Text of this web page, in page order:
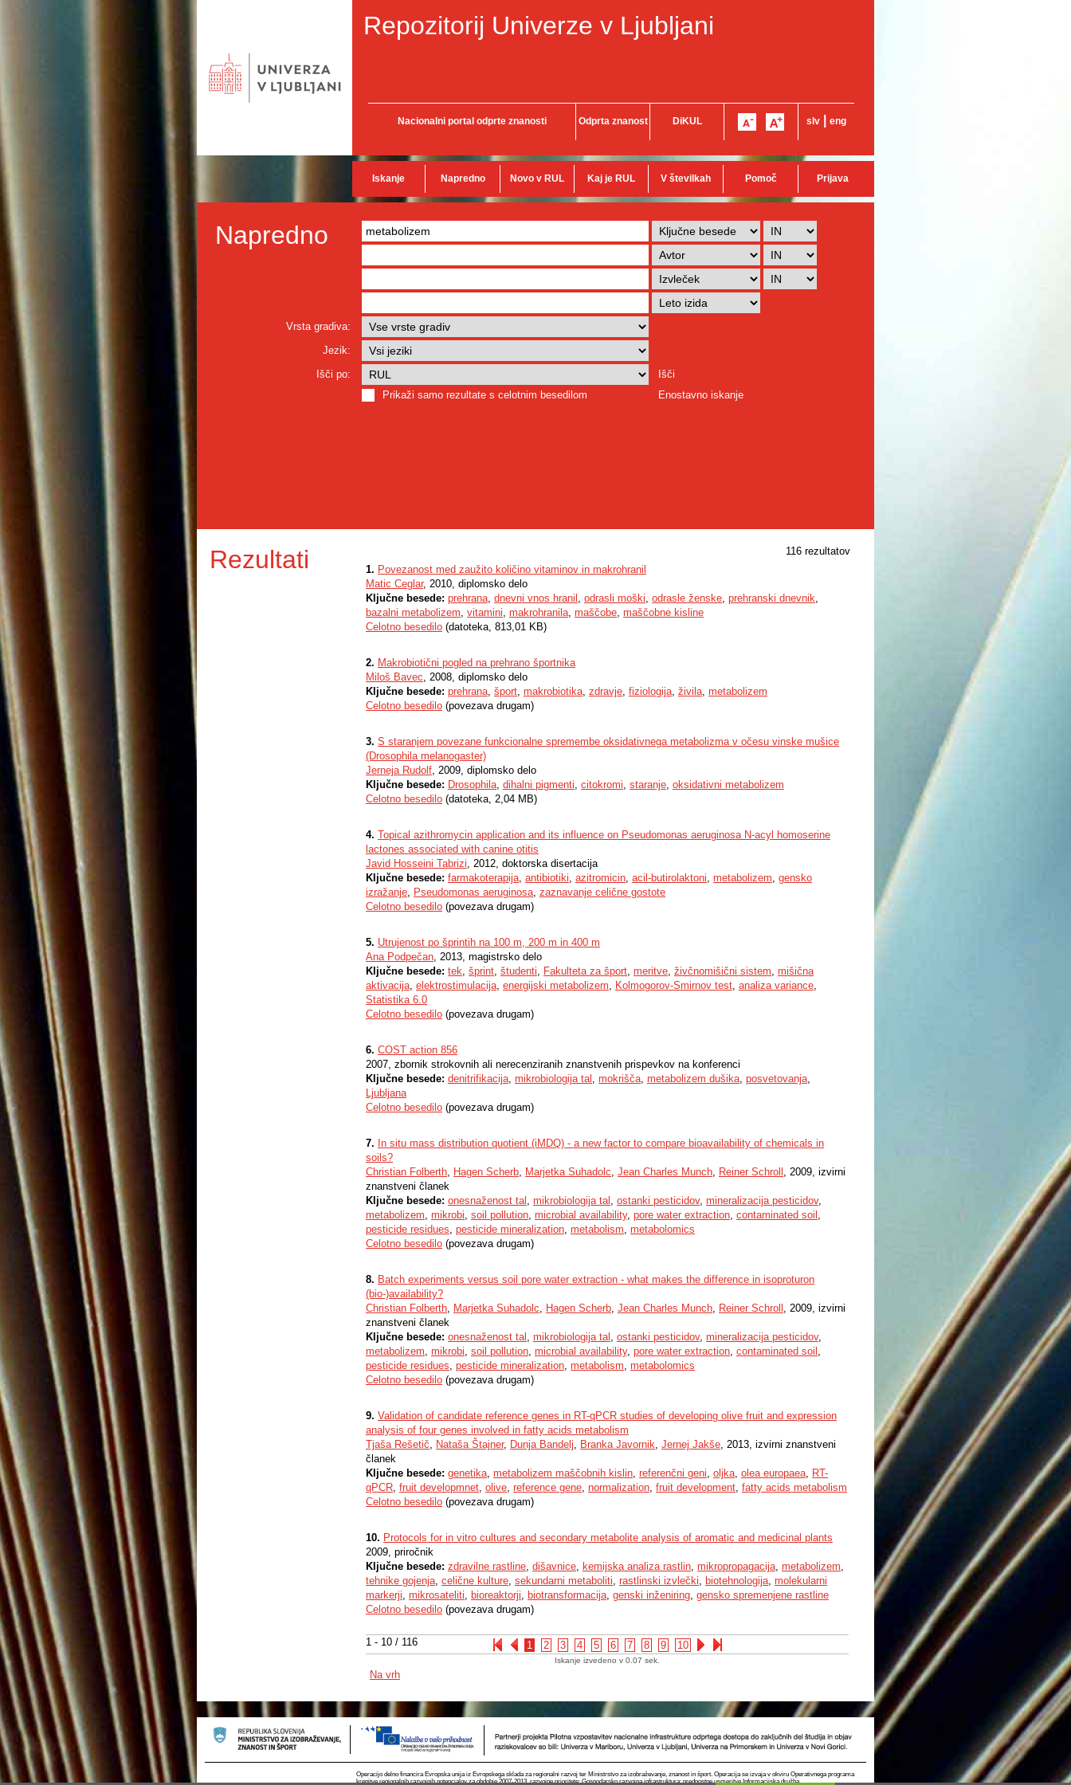
Repozitorij Univerze v Ljubljani
Nacionalni portal odprte znanosti Odprta znanost DiKUL slv eng
Iskanje Napredno Novo v RUL Kaj je RUL V številkah Pomoč Prijava
Napredno
Vrsta gradiva:
Jezik:
Išči po:
Išči
Prikaži samo rezultate s celotnim besedilom
Enostavno iskanje
Rezultati 116 rezultatov
1 - 10 / 116 1 2 3 4 5 6 7 8 9 10
1. Povezanost med zaužito količino vitaminov in makrohranil
Matic Ceglar, 2010, diplomsko delo
Ključne besede: prehrana, dnevni vnos hranil , odrasli moški, odrasle ženske, prehranski dnevnik,
bazalni metabolizem, vitamini, makrohranila, maščobe, maščobne kisline
Celotno besedilo (datoteka, 813,01 KB)
2. Makrobiotični pogled na prehrano športnika
Miloš Bavec, 2008, diplomsko delo
Ključne besede: prehrana, šport, makrobiotika, zdravje, fiziologija, živila, metabolizem
Celotno besedilo (povezava drugam)
3. S staranjem povezane funkcionalne spremembe oksidativnega metabolizma v očesu vinske mušice
(Drosophila melanogaster)
Jerneja Rudolf, 2009, diplomsko delo
Ključne besede: Drosophila, dihalni pigmenti, citokromi, staranje, oksidativni metabolizem
Celotno besedilo (datoteka, 2,04 MB)
4. Topical azithromycin application and its influence on Pseudomonas aeruginosa N-acyl homoserine
lactones associated with canine otitis
Javid Hosseini Tabrizi, 2012, doktorska disertacija
Ključne besede: farmakoterapija, antibiotiki, azitromicin, acil-butirolaktoni, metabolizem, gensko
izražanje, Pseudomonas aeruginosa, zaznavanje celične gostote
Celotno besedilo (povezava drugam)
5. Utrujenost po šprintih na 100 m, 200 m in 400 m
Ana Podpečan, 2013, magistrsko delo
Ključne besede: tek, šprint, študenti, Fakulteta za šport, meritve, živčnomišični sistem, mišična
aktivacija, elektrostimulacija, energijski metabolizem, Kolmogorov-Smirnov test, analiza variance,
Statistika 6.0
Celotno besedilo (povezava drugam)
6. COST action 856
2007, zbornik strokovnih ali nerecenziranih znanstvenih prispevkov na konferenci
Ključne besede: denitrifikacija, mikrobiologija tal , mokrišča, metabolizem dušika, posvetovanja,
Ljubljana
Celotno besedilo (povezava drugam)
7. In situ mass distribution quotient (iMDQ) - a new factor to compare bioavailability of chemicals in
soils?
Christian Folberth, Hagen Scherb, Marjetka Suhadolc, Jean Charles Munch, Reiner Schroll , 2009, izvirni
znanstveni članek
Ključne besede: onesnaženost tal , mikrobiologija tal , ostanki pesticidov, mineralizacija pesticidov,
metabolizem, mikrobi, soil pollution, microbial availability, pore water extraction, contaminated soil ,
pesticide residues, pesticide mineralization, metabolism, metabolomics
Celotno besedilo (povezava drugam)
8. Batch experiments versus soil pore water extraction - what makes the difference in isoproturon
(bio-)availability?
Christian Folberth, Marjetka Suhadolc, Hagen Scherb, Jean Charles Munch, Reiner Schroll , 2009, izvirni
znanstveni članek
Ključne besede: onesnaženost tal , mikrobiologija tal , ostanki pesticidov, mineralizacija pesticidov,
metabolizem, mikrobi, soil pollution, microbial availability, pore water extraction, contaminated soil ,
pesticide residues, pesticide mineralization, metabolism, metabolomics
Celotno besedilo (povezava drugam)
9. Validation of candidate reference genes in RT-qPCR studies of developing olive fruit and expression
analysis of four genes involved in fatty acids metabolism
Tjaša Rešetič, Nataša Štajner, Dunja Bandelj, Branka Javornik, Jernej Jakše, 2013, izvirni znanstveni
članek
Ključne besede: genetika, metabolizem maščobnih kislin, referenčni geni, oljka, olea europaea, RT-
qPCR, fruit developmnet, olive, reference gene, normalization, fruit development, fatty acids metabolism
Celotno besedilo (povezava drugam)
10. Protocols for in vitro cultures and secondary metabolite analysis of aromatic and medicinal plants
2009, priročnik
Ključne besede: zdravilne rastline, dišavnice, kemijska analiza rastlin, mikropropagacija, metabolizem,
tehnike gojenja, celične kulture, sekundarni metaboliti, rastlinski izvlečki, biotehnologija, molekularni
markerji, mikrosateliti, bioreaktorji, biotransformacija, genski inženiring, gensko spremenjene rastline
Celotno besedilo (povezava drugam)
Iskanje izvedeno v 0.07 sek.
Na vrh
Operacijo delno financira Evropska unija iz Evropskega sklada za regionalni razvoj ter Ministrstvo za izobraževanje, znanost in šport. Operacija se izvaja v okviru Operativnega programa
krepitve regionalnih razvojnih potencialov za obdobje 2007-2013, razvojne prioritete: Gospodarsko razvojna infrastruktura; prednostne usmeritve Informacijska družba.